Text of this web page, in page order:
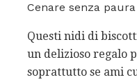
Cenare senza paura
Questi nidi di
un delizioso regalo
soprattutto se ami